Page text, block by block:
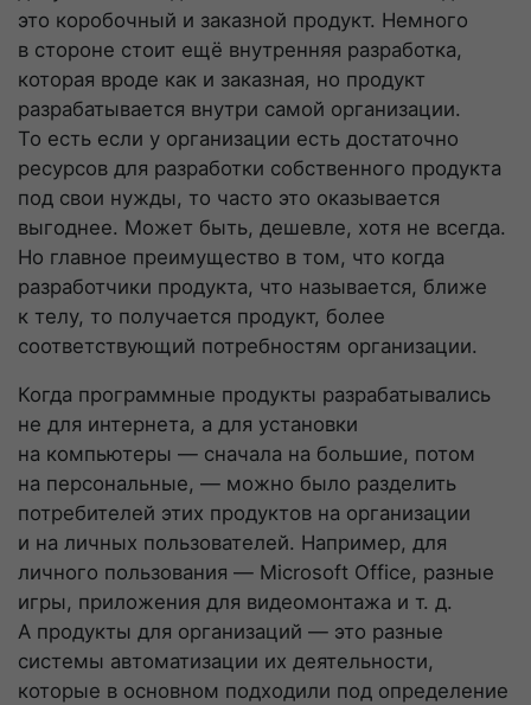
это коробочный и заказной продукт. Немного
в стороне стоит ещё внутренняя разработка,
которая вроде как и заказная, но продукт
разрабатывается внутри самой организации.
То есть если у организации есть достаточно
ресурсов для разработки собственного продукта
под свои нужды, то часто это оказывается
выгоднее. Может быть, дешевле, хотя не всегда.
Но главное преимущество в том, что когда
разработчики продукта, что называется, ближе
к телу, то получается продукт, более
соответствующий потребностям организации.
Когда программные продукты разрабатывались
не для интернета, а для установки
на компьютеры — сначала на большие, потом
на персональные, — можно было разделить
потребителей этих продуктов на организации
и на личных пользователей. Например, для
личного пользования — Microsoft Office, разные
игры, приложения для видеомонтажа и т. д.
А продукты для организаций — это разные
системы автоматизации их деятельности,
которые в основном подходили под определение